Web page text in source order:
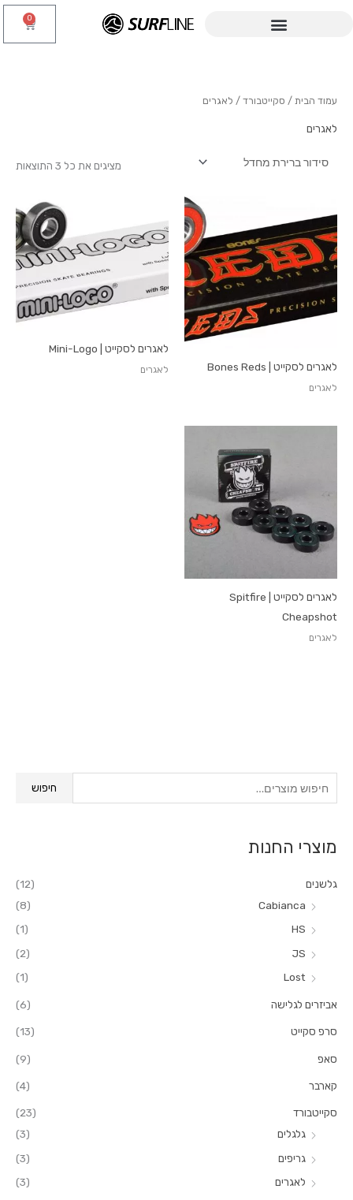
0
עגלת
קניות
י
ע
חיפוש
מוצרי החנות
גלשנים
(12)
Cabianca
(8)
HS
(1)
JS
(2)
Lost
(1)
אביזרים לגלישה (6)
סרפ סקייט (13)
סאפ (9)
קארבר (4)
סקייטבורד
(23)
גלגלים
(3)
גריפים
(3)
לאגרים
(3)
עמוד הבית / סקייטבורד / לאגרים
לאגרים
מציגים את כל ⁦3⁩ התוצאות
לאגרים לסקייט | Bones Reds
לאגרים
לאגרים לסקייט | Mini-Logo
לאגרים
לאגרים לסקייט | Spitfire
Cheapshot
לאגרים